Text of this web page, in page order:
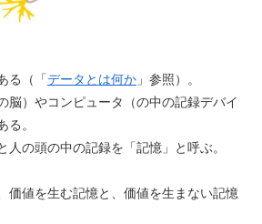
る（「データとは何か 」参照）。
脳）やコンピュータ（の中の記録デバイ
る。
人の頭の中の記録を「記憶」と呼ぶ。
価値を生む記憶と、価値を生まない記憶